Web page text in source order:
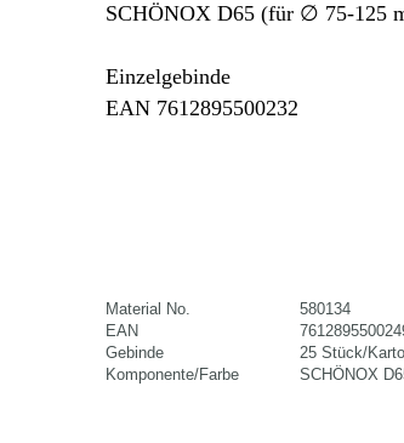
SCHÖNOX D65 (für ∅ 75-125
Einzelgebinde
EAN 7612895500232
Material No.
580134
EAN
Gebinde
25 Stück/
Komponente/Farbe
SCHÖNOX